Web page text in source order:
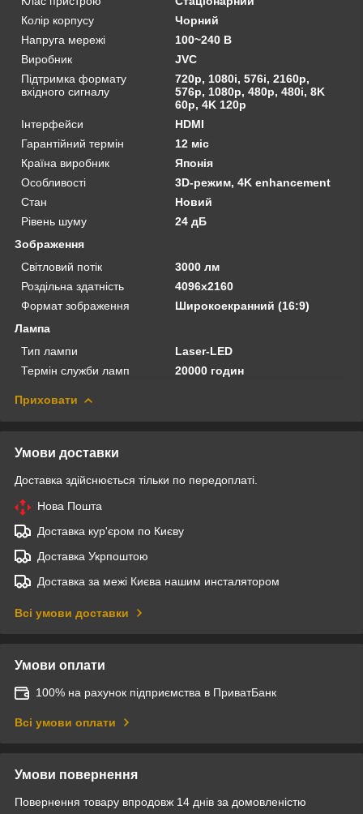
Колір корпусу
Чорний
Напруга мережі
100~240 В
Виробник
JVC
Підтримка формату
вхідного сигналу
720p, 1080i, 576i, 2160p,
576p, 1080p, 480p, 480i, 8K
60p, 4K 120p
Інтерфейси
HDMI
Гарантійний термін
12 міс
Країна виробник
Японія
Особливості
3D-режим, 4K enhancement
Стан
Новий
Рівень шуму
24 дБ
Зображення
Світловий потік
3000 лм
Роздільна здатність
4096х2160
Формат зображення
Широкоекранний (16:9)
Лампа
Тип лампи
Laser-LED
Термін служби ламп
20000 годин
Приховати
Умови доставки
Доставка здійснюється тільки по передоплаті.
Нова Пошта
Доставка кур'єром по Києву
Доставка Укрпоштою
Доставка за межі Києва нашим инсталятором
Всі умови доставки
Умови оплати
100% на рахунок підприємства в ПриватБанк
Всі умови оплати
Умови повернення
Повернення товару впродовж 14 днів за домовленістю